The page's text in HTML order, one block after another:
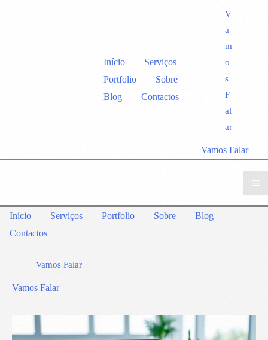
Início
Serviços
Portfolio
Sobre
Blog
Contactos
V
a
m
o
s
F
al
ar
Vamos Falar
Início Serviços Portfolio Sobre
Blog
Contactos
Vamos Falar
Vamos Falar